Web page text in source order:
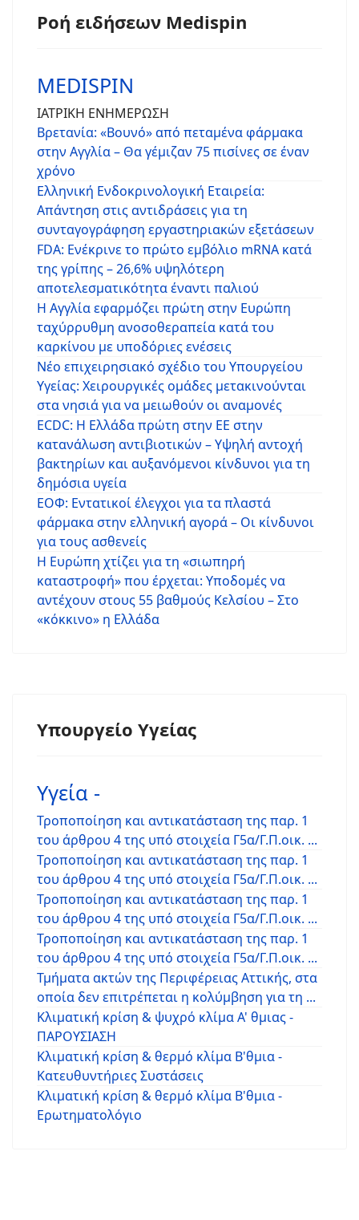
Ροή ειδήσεων Medispin
MEDISPIN
ΙΑΤΡΙΚΗ ΕΝΗΜΕΡΩΣΗ
Βρετανία: «Βουνό» από πεταμένα φάρμακα
στην Αγγλία – Θα γέμιζαν 75 πισίνες σε έναν
χρόνο
Ελληνική Ενδοκρινολογική Εταιρεία:
Απάντηση στις αντιδράσεις για τη
συνταγογράφηση εργαστηριακών εξετάσεων
FDA: Ενέκρινε το πρώτο εμβόλιο mRNA κατά
της γρίπης – 26,6% υψηλότερη
αποτελεσματικότητα έναντι παλιού
Η Αγγλία εφαρμόζει πρώτη στην Ευρώπη
ταχύρρυθμη ανοσοθεραπεία κατά του
καρκίνου με υποδόριες ενέσεις
Νέο επιχειρησιακό σχέδιο του Υπουργείου
Υγείας: Χειρουργικές ομάδες μετακινούνται
στα νησιά για να μειωθούν οι αναμονές
ECDC: Η Ελλάδα πρώτη στην ΕΕ στην
κατανάλωση αντιβιοτικών – Υψηλή αντοχή
βακτηρίων και αυξανόμενοι κίνδυνοι για τη
δημόσια υγεία
ΕΟΦ: Εντατικοί έλεγχοι για τα πλαστά
φάρμακα στην ελληνική αγορά – Οι κίνδυνοι
για τους ασθενείς
Η Ευρώπη χτίζει για τη «σιωπηρή
καταστροφή» που έρχεται: Υποδομές να
αντέχουν στους 55 βαθμούς Κελσίου – Στο
«κόκκινο» η Ελλάδα
Υπουργείο Υγείας
Υγεία -
Τροποποίηση και αντικατάσταση της παρ. 1
του άρθρου 4 της υπό στοιχεία Γ5α/Γ.Π.οικ. ...
Τροποποίηση και αντικατάσταση της παρ. 1
του άρθρου 4 της υπό στοιχεία Γ5α/Γ.Π.οικ. ...
Τροποποίηση και αντικατάσταση της παρ. 1
του άρθρου 4 της υπό στοιχεία Γ5α/Γ.Π.οικ. ...
Τροποποίηση και αντικατάσταση της παρ. 1
του άρθρου 4 της υπό στοιχεία Γ5α/Γ.Π.οικ. ...
Τμήματα ακτών της Περιφέρειας Αττικής, στα
οποία δεν επιτρέπεται η κολύμβηση για τη ...
Κλιματική κρίση & ψυχρό κλίμα Α' θμιας -
ΠΑΡΟΥΣΙΑΣΗ
Κλιματική κρίση & θερμό κλίμα Β'θμια -
Κατευθυντήριες Συστάσεις
Κλιματική κρίση & θερμό κλίμα Β'θμια -
Ερωτηματολόγιο